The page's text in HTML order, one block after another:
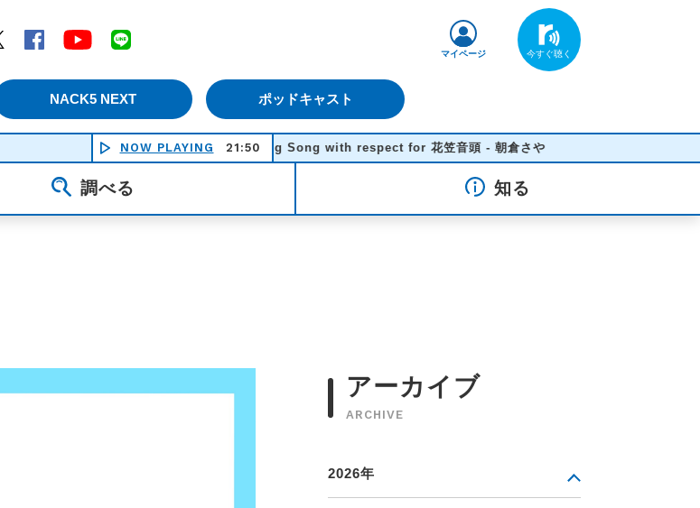
Twitter
Facebook YouTube
NACK5 NEXT ポッドキャスト
マイページ
NOW PLAYING 21:50
Flower Shade Marching Song with respect for 花笠音頭 - 朝倉さや
調べる 知る
アーカイブ
ARCHIVE
2026年